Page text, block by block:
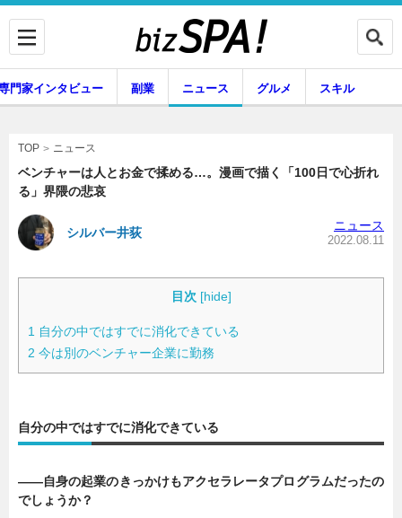
専門家インタビュー
暮らし
門家インタビュー 副業 ニュース グルメ スキル
TOP ニュース
ベンチャーは人とお金で揉める…。漫画で描く「100日で心折れ
る」界隈の悲哀
シルバー井荻 ニュース
2022.08.11
目次 [hide]
1 自分の中ではすでに消化できている
2 今は別のベンチャー企業に勤務
自分の中ではすでに消化できている
――自身の起業のきっかけもアクセラレータプログラムだったの
でしょうか？